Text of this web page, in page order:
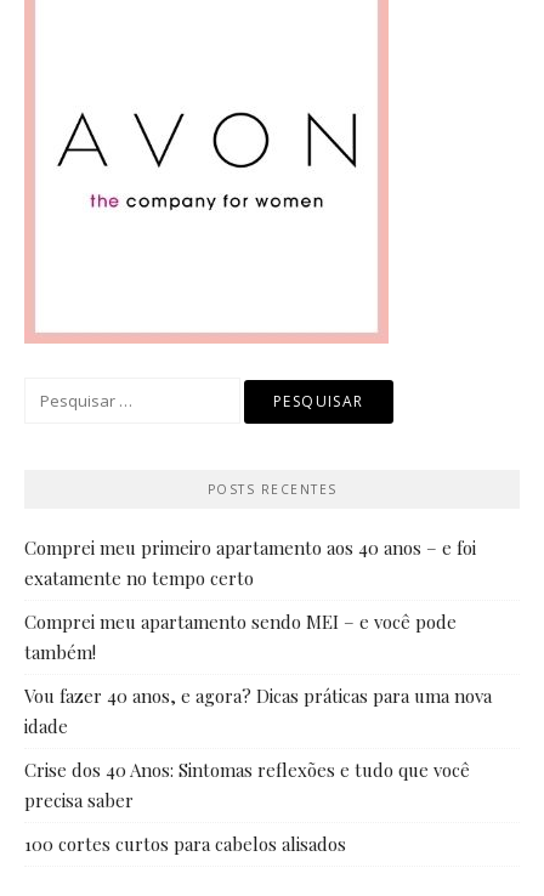
POSTS RECENTES
Comprei meu primeiro apartamento aos 40 anos – e foi
exatamente no tempo certo
Comprei meu apartamento sendo MEI – e você pode
também!
Vou fazer 40 anos, e agora? Dicas práticas para uma nova
idade
Crise dos 40 Anos: Sintomas reflexões e tudo que você
precisa saber
100 cortes curtos para cabelos alisados